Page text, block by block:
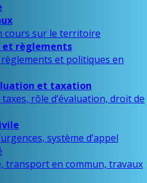
cours sur le territoire
et règlements
et politiques en
et taxation
rôle d’évaluation, droit de
système d’appel
transport en commun, travaux